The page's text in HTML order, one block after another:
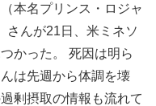
本名プリンス・ロジャ
さんが21日、米ミネソ
かった。 死因は明ら
は先週から体調を壊
剰摂取の情報も流れて